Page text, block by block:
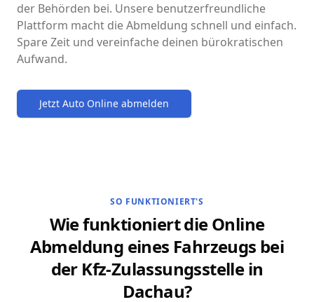
der Behörden bei. Unsere benutzerfreundliche
Plattform macht die Abmeldung schnell und einfach.
Spare Zeit und vereinfache deinen bürokratischen
Aufwand.
Jetzt Auto Online abmelden
SO FUNKTIONIERT'S
Wie funktioniert die Online
Abmeldung eines Fahrzeugs bei
der Kfz-Zulassungsstelle in
Dachau?